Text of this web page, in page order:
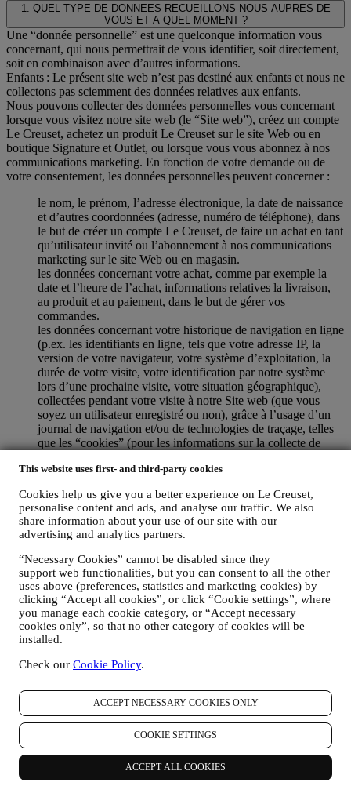
This website uses first- and third-party cookies
Cookies help us give you a better experience on Le Creuset,
personalise content and ads, and analyse our traffic. We also
share information about your use of our site with our
advertising and analytics partners.
“Necessary Cookies” cannot be disabled since they
support web functionalities, but you can consent to all the other
uses above (preferences, statistics and marketing cookies) by
clicking “Accept all cookies”, or click “Cookie settings”, where
you manage each cookie category, or “Accept necessary
cookies only”, so that no other category of cookies will be
installed.
Check our Cookie Policy.
ACCEPT NECESSARY COOKIES ONLY
COOKIE SETTINGS
ACCEPT ALL COOKIES
1. QUEL TYPE DE DONNEES RECUEILLONS-NOUS AUPRES DE
VOUS ET A QUEL MOMENT ?
Une “donnée personnelle” est une quelconque information vous
concernant, qui nous permettrait de vous identifier, soit directement,
soit en combinaison avec d’autres informations.
Enfants : Le présent site web n’est pas destiné aux enfants et nous ne
collectons pas sciemment des données relatives aux enfants.
Nous pouvons collecter des données personnelles vous concernant
lorsque vous visitez notre site web (le “Site web”), créez un compte
Le Creuset, achetez un produit Le Creuset sur le site Web ou en
boutique Signature et Outlet, ou lorsque vous vous abonnez à nos
communications marketing. En fonction de votre demande ou de
votre consentement, les données personnelles peuvent concerner :
le nom, le prénom, l’adresse électronique, la date de naissance
et d’autres coordonnées (adresse, numéro de téléphone), dans
le but de créer un compte Le Creuset, de faire un achat en tant
qu’utilisateur invité ou l’abonnement à nos communications
marketing sur le site Web ou en magasin.
les données concernant votre achat, comme par exemple la
date et l’heure de l’achat, informations relatives la livraison,
au produit et au paiement, dans le but de gérer vos
commandes.
les données concernant votre historique de navigation en ligne
(p.ex. les identifiants en ligne, tels que votre adresse IP, la
version de votre navigateur, votre système d’exploitation, la
durée de votre visite, votre identification par notre système
lors d’une prochaine visite, votre situation géographique),
collectées pendant votre visite à notre Site web (que vous
soyez un utilisateur enregistré ou non), grâce à l’usage d’un
journal de navigation et/ou de technologies de traçage, telles
que les “cookies” (pour les informations sur la collecte de
Politique en matière de Cookies), dans le but d’améliorer nos
statistiques ; dans la majorité des cas, nous ne serons pas en
mesure de vous identifier sur base de ces informations
techniques.
votre feedback, vos demandes, réclamations, questions ou
interactions avec nous (par exemple vos messages, chats,
posts sur les réseaux sociaux, e-mails ou appels
téléphoniques).
Les données personnelles vous concernant, que nous collectons
lorsque vous utilisez le Site web ou lorsque vous nous fournissez de
toute autre façon une quelconque information d’identification
privée sont expliqués sous le paragraphe 8 ci-dessous.
Le contrôleur des données relatives aux services d’e-commerce
proposés sur le Site web est Le Creuset Benelux SA, dont le siège
social est établi à Le Creuset Benelux SA, 4 Rue de la Presse, 1000
Bruxelles, Belgique.
Si vous acceptez de recevoir des communications commerciales de
notre part, vous ferez partie de la base de données des
consommateurs du groupe Le Creuset. Celle-ci est gérée